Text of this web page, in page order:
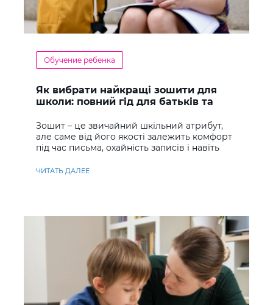
Обучение ребенка
Як вибрати найкращі зошити для
школи: повний гід для батьків та
Зошит – це звичайний шкільний атрибут,
але саме від його якості залежить комфорт
під час письма, охайність записів і навіть
ЧИТАТЬ ДАЛЕЕ